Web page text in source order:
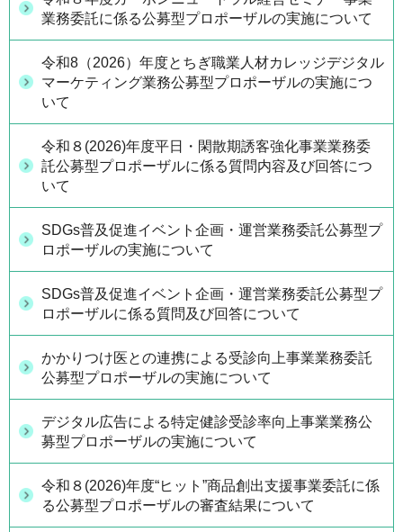
業務委託に係る公募型プロポーザルの実施について
令和8（2026）年度とちぎ職業人材カレッジデジタル
マーケティング業務公募型プロポーザルの実施につ
いて
令和８(2026)年度平日・閑散期誘客強化事業業務委
託公募型プロポーザルに係る質問内容及び回答につ
いて
SDGs普及促進イベント企画・運営業務委託公募型プ
ロポーザルの実施について
SDGs普及促進イベント企画・運営業務委託公募型プ
ロポーザルに係る質問及び回答について
かかりつけ医との連携による受診向上事業業務委託
公募型プロポーザルの実施について
デジタル広告による特定健診受診率向上事業業務公
募型プロポーザルの実施について
令和８(2026)年度“ヒット”商品創出支援事業委託に係
る公募型プロポーザルの審査結果について